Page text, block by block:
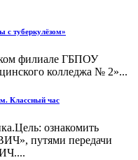
с туберкулёзом»
филиале ГБПОУ
колледжа № 2»...
Классный час
ознакомить
путями передачи